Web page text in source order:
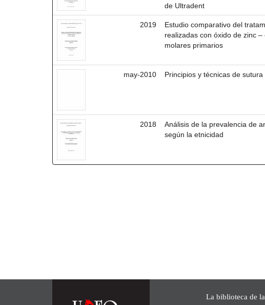
de Ultradent
2019
Estudio comparativo del
realizadas con óxido de zinc
molares primarios
may-2010 Principios y técnicas de
2018
Análisis de la prevalencia de
según la etnicidad
La biblioteca de